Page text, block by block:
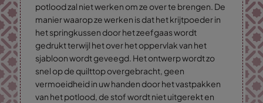
potlood zal niet werken om ze over te brengen. De
manier waarop ze werken is dat het krijtpoeder in
het springkussen door het zeefgaas wordt
gedrukt terwijl het over het oppervlak van het
sjabloon wordt geveegd. Het ontwerp wordt zo
snel op de quilttop overgebracht, geen
vermoeidheid in uw handen door het vastpakken
van het potlood, de stof wordt niet uitgerekt en